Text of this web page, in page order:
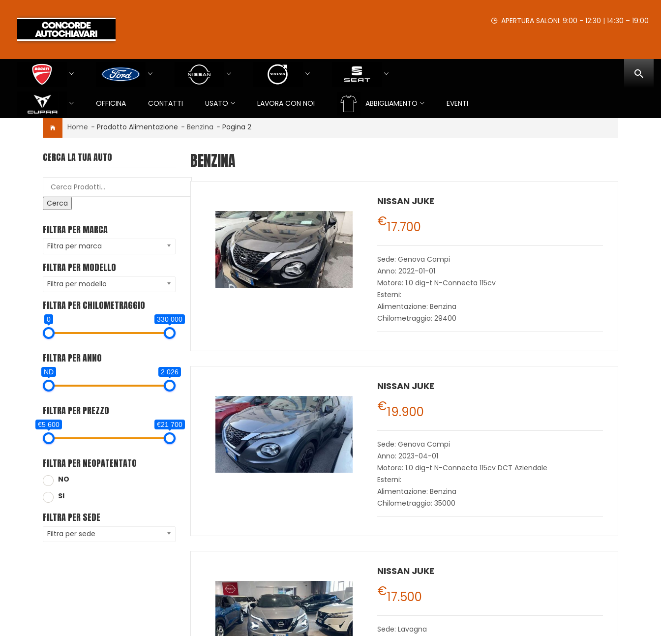
APERTURA SALONI: 9:00 - 12:30 | 14:30 – 19:00
OFFICINA CONTATTI USATO LAVORA CON NOI ABBIGLIAMENTO EVENTI
Home - Prodotto Alimentazione - Benzina - Pagina 2
CERCA LA TUA AUTO
Cerca
FILTRA PER MARCA
Filtra per marca
FILTRA PER MODELLO
Filtra per modello
FILTRA PER CHILOMETRAGGIO
0 330 000
FILTRA PER ANNO
ND 2 026
FILTRA PER PREZZO
€5 600 €21 700
FILTRA PER NEOPATENTATO
NO
SI
FILTRA PER SEDE
Filtra per sede
BENZINA
NISSAN JUKE
€17.700
Sede: Genova Campi
Anno: 2022-01-01
Motore: 1.0 dig-t N-Connecta 115cv
Esterni:
Alimentazione: Benzina
Chilometraggio: 29400
NISSAN JUKE
€19.900
Sede: Genova Campi
Anno: 2023-04-01
Motore: 1.0 dig-t N-Connecta 115cv DCT Aziendale
Esterni:
Alimentazione: Benzina
Chilometraggio: 35000
NISSAN JUKE
€17.500
Sede: Lavagna